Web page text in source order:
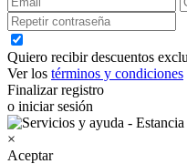
Quiero recibir descuentos
Ver los términos y condiciones
Finalizar registro
o iniciar sesión
×
Aceptar